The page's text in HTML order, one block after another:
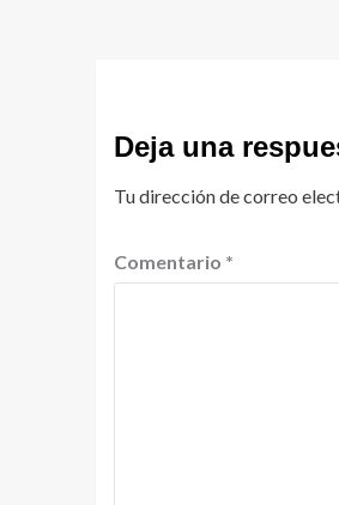
Deja una
Tu dirección de correo
Comentario *